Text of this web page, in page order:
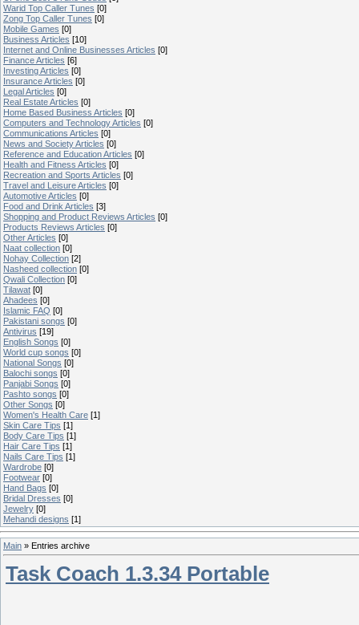
Warid Top Caller Tunes [0]
Zong Top Caller Tunes [0]
Mobile Games [0]
Business Articles [10]
Internet and Online Businesses Articles [0]
Finance Articles [6]
Investing Articles [0]
Insurance Articles [0]
Legal Articles [0]
Real Estate Articles [0]
Home Based Business Articles [0]
Computers and Technology Articles [0]
Communications Articles [0]
News and Society Articles [0]
Reference and Education Articles [0]
Health and Fitness Articles [0]
Recreation and Sports Articles [0]
Travel and Leisure Articles [0]
Automotive Articles [0]
Food and Drink Articles [3]
Shopping and Product Reviews Articles [0]
Products Reviews Articles [0]
Other Articles [0]
Naat collection [0]
Nohay Collection [2]
Nasheed collection [0]
Qwali Collection [0]
Tilawat [0]
Ahadees [0]
Islamic FAQ [0]
Pakistani songs [0]
Antivirus [19]
English Songs [0]
World cup songs [0]
National Songs [0]
Balochi songs [0]
Panjabi Songs [0]
Pashto songs [0]
Other Songs [0]
Women's Health Care [1]
Skin Care Tips [1]
Body Care Tips [1]
Hair Care Tips [1]
Nails Care Tips [1]
Wardrobe [0]
Footwear [0]
Hand Bags [0]
Bridal Dresses [0]
Jewelry [0]
Mehandi designs [1]
Main » Entries archive
Task Coach 1.3.34 Portable